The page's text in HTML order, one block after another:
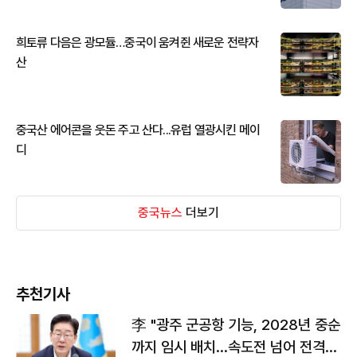
희토류 다음은 광모듈…중국이 움켜쥔 새로운 전략자
산
중국산 에어콘을 웃돈 주고 산다...유럽 열광시킨 메이
디
중국뉴스 더보기
추천기사
李 "광주 군공항 기능, 2028년 중순
까지 임시 배치…속도전 넘어 전격